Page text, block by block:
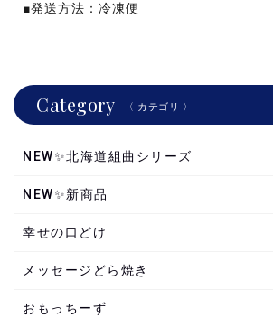
■発送方法：冷凍便
Category 〈 カテゴリ 〉
NEW✨北海道組曲シリーズ
NEW✨新商品
幸せの口どけ
メッセージどら焼き
おもっちーず